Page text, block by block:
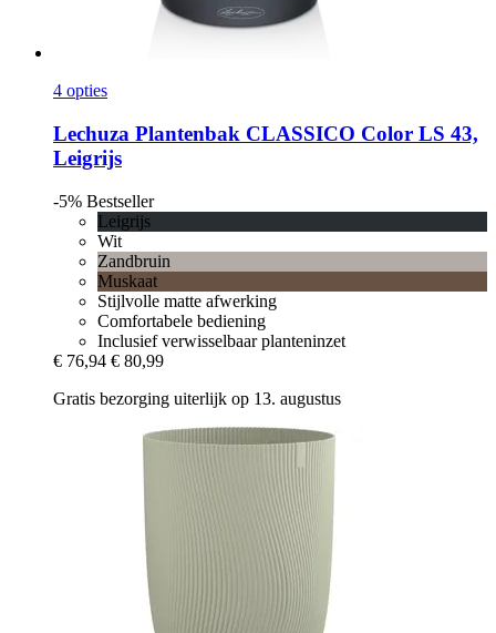
4 opties
Lechuza Plantenbak CLASSICO Color LS 43,
Leigrijs
-5% Bestseller
Leigrijs
Wit
Zandbruin
Muskaat
Stijlvolle matte afwerking
Comfortabele bediening
Inclusief verwisselbaar planteninzet
€ 76,94 € 80,99
Gratis bezorging uiterlijk op 13. augustus